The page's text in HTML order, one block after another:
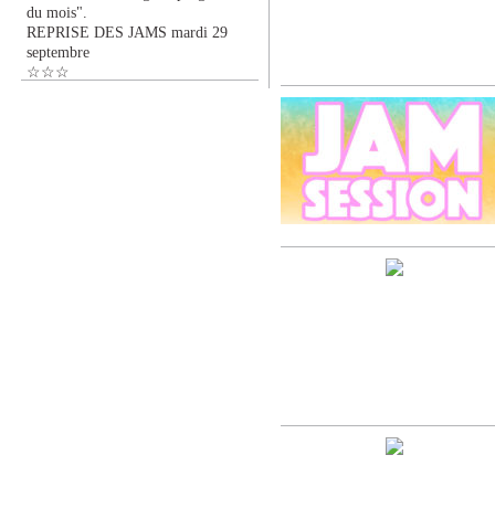
du mois".
REPRISE DES JAMS mardi 29
septembre
☆☆☆